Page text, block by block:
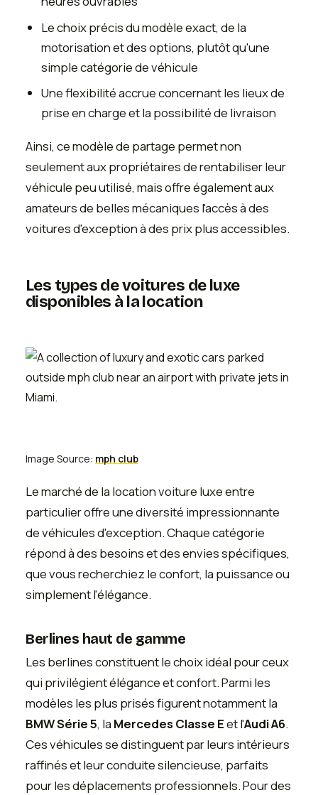
Le choix précis du modèle exact, de la
motorisation et des options, plutôt qu'une
simple catégorie de véhicule
Une flexibilité accrue concernant les lieux de
prise en charge et la possibilité de livraison
Ainsi, ce modèle de partage permet non
seulement aux propriétaires de rentabiliser leur
véhicule peu utilisé, mais offre également aux
amateurs de belles mécaniques l'accès à des
voitures d'exception à des prix plus accessibles.
Les types de voitures de luxe
disponibles à la location
Image Source: mph club
Le marché de la location voiture luxe entre
particulier offre une diversité impressionnante
de véhicules d'exception. Chaque catégorie
répond à des besoins et des envies spécifiques,
que vous recherchiez le confort, la puissance ou
simplement l'élégance.
Berlines haut de gamme
Les berlines constituent le choix idéal pour ceux
qui privilégient élégance et confort. Parmi les
modèles les plus prisés figurent notamment la
BMW Série 5, la Mercedes Classe Eet l'Audi A6.
Ces véhicules se distinguent par leurs intérieurs
raffinés et leur conduite silencieuse, parfaits
pour les déplacements professionnels. Pour des